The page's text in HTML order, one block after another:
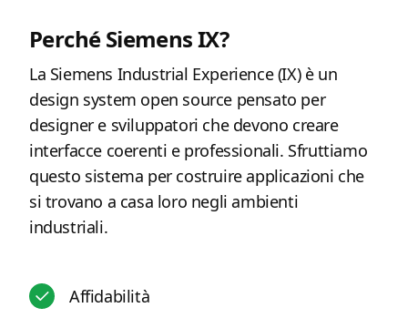
Perché Siemens IX?
La Siemens Industrial Experience (IX) è un
design system open source pensato per
designer e sviluppatori che devono creare
interfacce coerenti e professionali. Sfruttiamo
questo sistema per costruire applicazioni che
si trovano a casa loro negli ambienti
industriali.
Affidabilità